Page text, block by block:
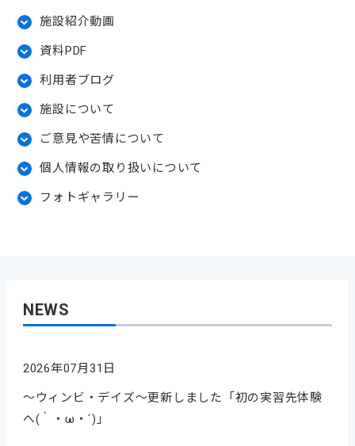
施設紹介動画
資料PDF
利用者ブログ
施設について
ご意見や苦情について
個人情報の取り扱いについて
フォトギャラリー
NEWS
2026年07月31日
～ウィンビ・デイズ～更新しました「初の実習先体験
へ(｀・ω・´)」